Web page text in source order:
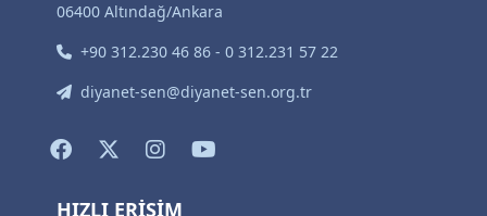
06400 Altındağ/Ankara
+90 312.230 46 86 - 0 312.231 57 22
diyanet-sen@diyanet-sen.org.tr
HIZLI ERİŞİM